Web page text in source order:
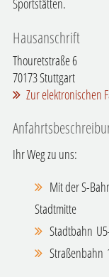
Sportstätten.
Hausanschrift
Thouretstraße 6
70173Stuttgart
Zur elektronischen
Ihr Weg zu uns:
Mit der S-
Stadtmitte
Stadtbahn
Straßenbahn